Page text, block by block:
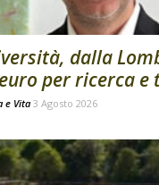
dalla
per ricerca e
e Vita 3 Agosto 2026